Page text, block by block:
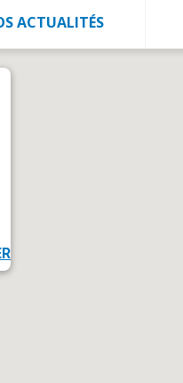
ACTUALITÉS